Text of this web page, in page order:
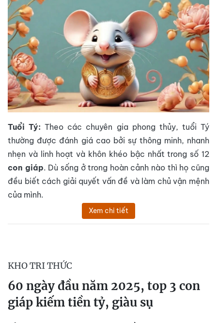
Tuổi Tý:Theo các chuyên gia phong thủy, tuổi Tý
thường được đánh giá cao bởi sự thông minh, nhanh
nhẹn và linh hoạt và khôn khéo bậc nhất trong số 12
con giáp. Dù sống ở trong hoàn cảnh nào thì họ cũng
đều biết cách giải quyết vấn đề và làm chủ vận mệnh
của mình.
Xem chi tiết
KHO TRI THỨC
60 ngày đầu năm 2025, top 3 con
giáp kiếm tiền tỷ, giàu sụ